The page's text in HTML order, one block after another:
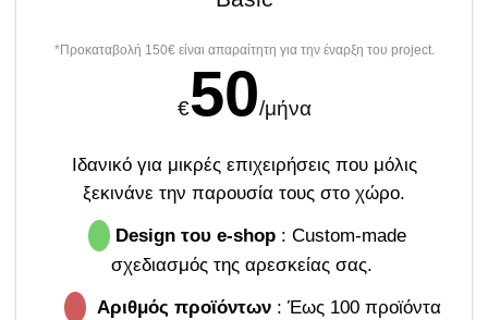
*Προκαταβολή 150€ είναι απαραίτητη για την έναρξη του project.
€50/μήνα
Ιδανικό για μικρές επιχειρήσεις που μόλις
ξεκινάνε την παρουσία τους στο χώρο.
Design του e-shop: Custom-made
σχεδιασμός της αρεσκείας σας.
Αριθμός προϊόντων: Έως 100 προϊόντα